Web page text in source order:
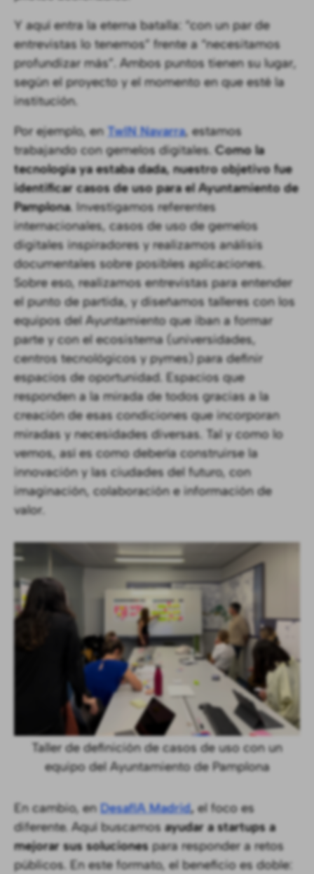
Y aquí entra la eterna batalla: “con un par de
entrevistas lo tenemos” frente a “necesitamos
profundizar más”. Ambos puntos tienen su lugar,
según el proyecto y el momento en que esté la
institución.
Por ejemplo, en TwIN Navarra, estamos
trabajando con gemelos digitales.Como la
tecnología ya estaba dada, nuestro objetivo fue
identificar casos de uso para el Ayuntamiento de
Pamplona. Investigamos referentes
internacionales, casos de uso de gemelos
digitales inspiradores y realizamos análisis
documentales sobre posibles aplicaciones.
Sobre eso, realizamos entrevistas para entender
el punto de partida, y diseñamos talleres con los
equipos del Ayuntamiento que iban a formar
parte y con el ecosistema (universidades,
centros tecnológicos y pymes) para definir
espacios de oportunidad. Espacios que
responden a la mirada de todos gracias a la
creación de esas condiciones que incorporan
miradas y necesidades diversas. Tal y como lo
vemos, así es como debería construirse la
innovación y las ciudades del futuro, con
imaginación, colaboración e información de
valor.
Taller de definición de casos de uso con un
equipo del Ayuntamiento de Pamplona
En cambio, enDesafIA Madrid,el foco es
diferente. Aquí buscamosayudar a startups a
mejorar sus solucionespara responder a retos
públicos. En este formato, el beneficio es doble: